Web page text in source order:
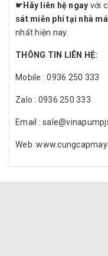
☛ Hãy liên hệ ngay với
sát miễn phí tại nhà
nhất hiện nay.
THÔNG TIN LIÊN HỆ:
Mobile : 0936 250 333
Zalo : 0936 250 333
Email :
Web